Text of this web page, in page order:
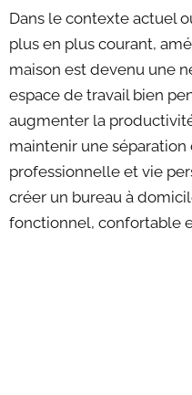
Dans le contexte actuel
plus en plus courant,
maison est devenu une
espace de travail bien
augmenter la
maintenir une
professionnelle et vie
créer un bureau à
fonctionnel, confortable